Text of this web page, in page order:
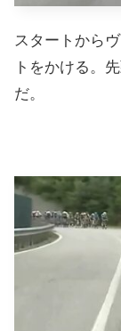
スタートから
トをかける。
だ。